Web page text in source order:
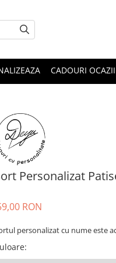
CADOURI
Personalizat
RON
personalizat cu nume este
: